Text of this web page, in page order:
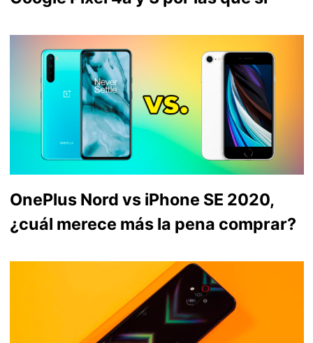
OnePlus Nord vs iPhone SE 2020,
¿cuál merece más la pena comprar?